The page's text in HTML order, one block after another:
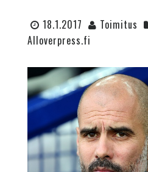
18.1.2017 Toimitus
Alloverpress.fi